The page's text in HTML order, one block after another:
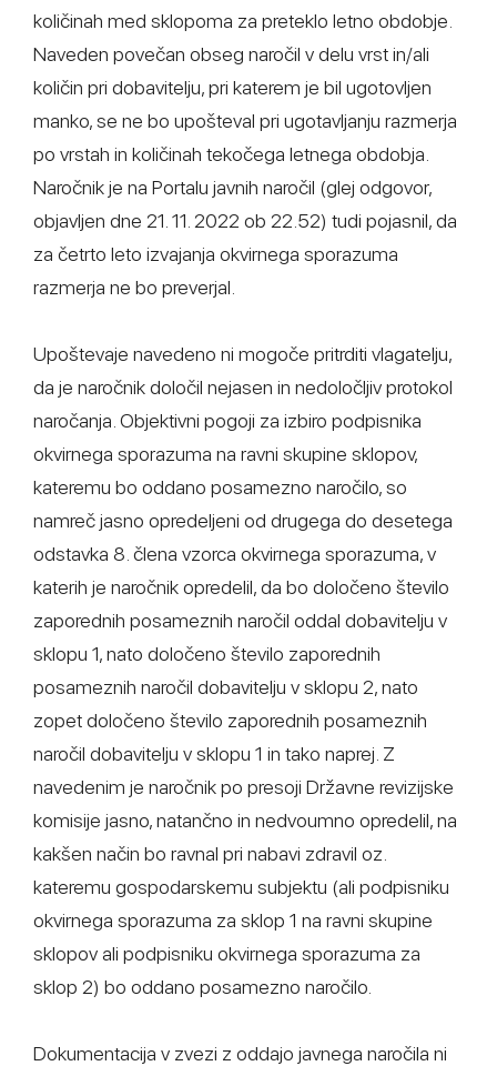
količinah med sklopoma za preteklo letno obdobje.
Naveden povečan obseg naročil v delu vrst in/ali
količin pri dobavitelju, pri katerem je bil ugotovljen
manko, se ne bo upošteval pri ugotavljanju razmerja
po vrstah in količinah tekočega letnega obdobja.
Naročnik je na Portalu javnih naročil (glej odgovor,
objavljen dne 21. 11. 2022 ob 22.52) tudi pojasnil, da
za četrto leto izvajanja okvirnega sporazuma
razmerja ne bo preverjal.
Upoštevaje navedeno ni mogoče pritrditi vlagatelju,
da je naročnik določil nejasen in nedoločljiv protokol
naročanja. Objektivni pogoji za izbiro podpisnika
okvirnega sporazuma na ravni skupine sklopov,
kateremu bo oddano posamezno naročilo, so
namreč jasno opredeljeni od drugega do desetega
odstavka 8. člena vzorca okvirnega sporazuma, v
katerih je naročnik opredelil, da bo določeno število
zaporednih posameznih naročil oddal dobavitelju v
sklopu 1, nato določeno število zaporednih
posameznih naročil dobavitelju v sklopu 2, nato
zopet določeno število zaporednih posameznih
naročil dobavitelju v sklopu 1 in tako naprej. Z
navedenim je naročnik po presoji Državne revizijske
komisije jasno, natančno in nedvoumno opredelil, na
kakšen način bo ravnal pri nabavi zdravil oz.
kateremu gospodarskemu subjektu (ali podpisniku
okvirnega sporazuma za sklop 1 na ravni skupine
sklopov ali podpisniku okvirnega sporazuma za
sklop 2) bo oddano posamezno naročilo.
Dokumentacija v zvezi z oddajo javnega naročila ni